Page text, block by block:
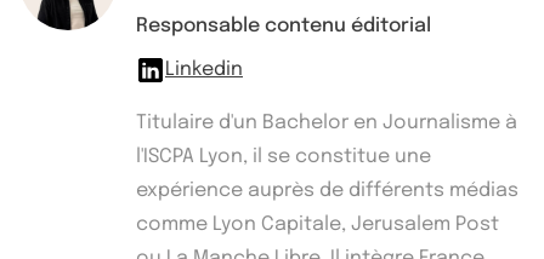
Responsable contenu éditorial
Linkedin
Titulaire d'un Bachelor en Journalisme à
l'ISCPA Lyon, il se constitue une
expérience auprès de différents médias
comme Lyon Capitale, Jerusalem Post